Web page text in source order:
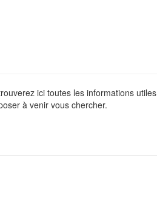
ici toutes les informations
à venir vous chercher.